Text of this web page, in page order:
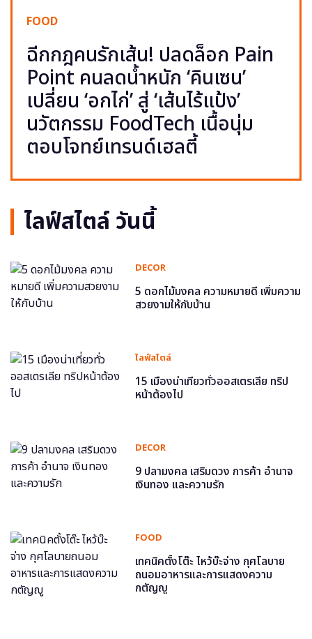
FOOD
ฉีกกฎคนรักเส้น! ปลดล็อก Pain
Point คนลดน้ำหนัก ‘คินเซน’
เปลี่ยน ‘อกไก่’ สู่ ‘เส้นไร้แป้ง’
นวัตกรรม FoodTech เนื้อนุ่ม
ตอบโจทย์เทรนด์เฮลตี้
ไลฟ์สไตล์ วันนี้
DECOR
5 ดอกไม้มงคล ความหมายดี เพิ่มความ
สวยงามให้กับบ้าน
ไลฟ์สไตล์
15 เมืองน่าเที่ยวทั่วออสเตรเลีย ทริป
หน้าต้องไป
DECOR
9 ปลามงคล เสริมดวง การค้า อำนาจ
เงินทอง และความรัก
FOOD
เทคนิคตั้งโต๊ะ ไหว้บ๊ะจ่าง กุศโลบาย
ถนอมอาหารและการแสดงความ
กตัญญู